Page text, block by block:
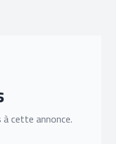
cette annonce.